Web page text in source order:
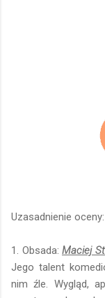
Uzasadnienie oceny:
1. Obsada: Maciej
Jego talent
nim źle. Wygląd,